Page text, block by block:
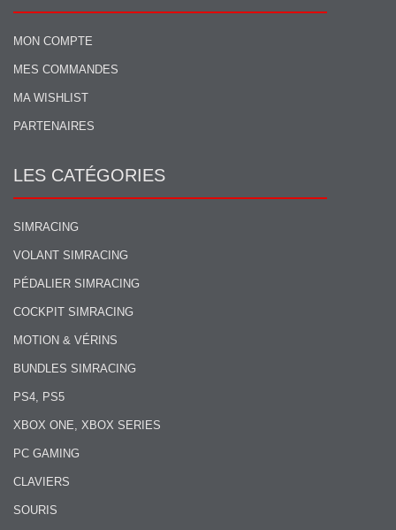
MON COMPTE
MES COMMANDES
MA WISHLIST
PARTENAIRES
LES CATÉGORIES
SIMRACING
VOLANT SIMRACING
PÉDALIER SIMRACING
COCKPIT SIMRACING
MOTION & VÉRINS
BUNDLES SIMRACING
PS4, PS5
XBOX ONE, XBOX SERIES
PC GAMING
CLAVIERS
SOURIS